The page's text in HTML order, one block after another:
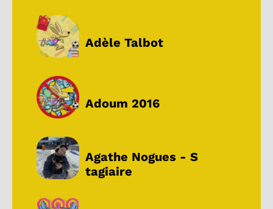
Adèle Talbot
Adoum 2016
Agathe Nogues - S
tagiaire